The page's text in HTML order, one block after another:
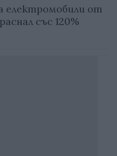
електромобили от
със 120%